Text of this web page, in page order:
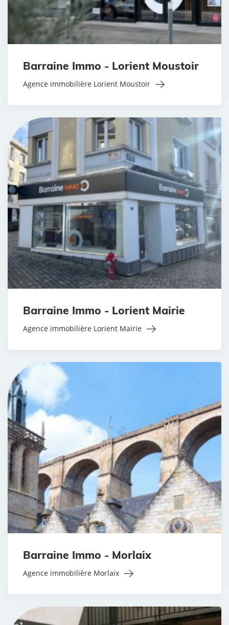
Barraine Immo - Lorient Moustoir
Agence immobilière Lorient Moustoir
Barraine Immo - Lorient Mairie
Agence immobilière Lorient Mairie
Barraine Immo - Morlaix
Agence immobilière Morlaix